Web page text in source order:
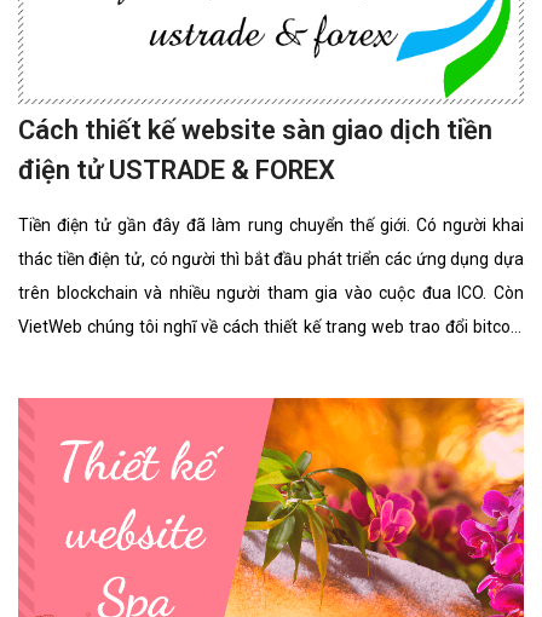
Cách thiết kế website sàn giao dịch tiền
điện tử USTRADE & FOREX
Tiền điện tử gần đây đã làm rung chuyển thế giới. Có người khai
thác tiền điện tử, có người thì bắt đầu phát triển các ứng dụng dựa
trên blockchain và nhiều người tham gia vào cuộc đua ICO. Còn
VietWeb chúng tôi nghĩ về cách thiết kế trang web trao đổi bitcoin